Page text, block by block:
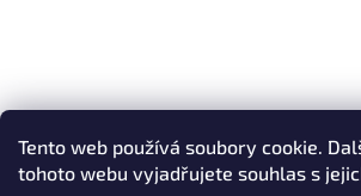
Tento web používá soubory cookie.
tohoto webu vyjadřujete souhlas s
Sledovat na Instagramu